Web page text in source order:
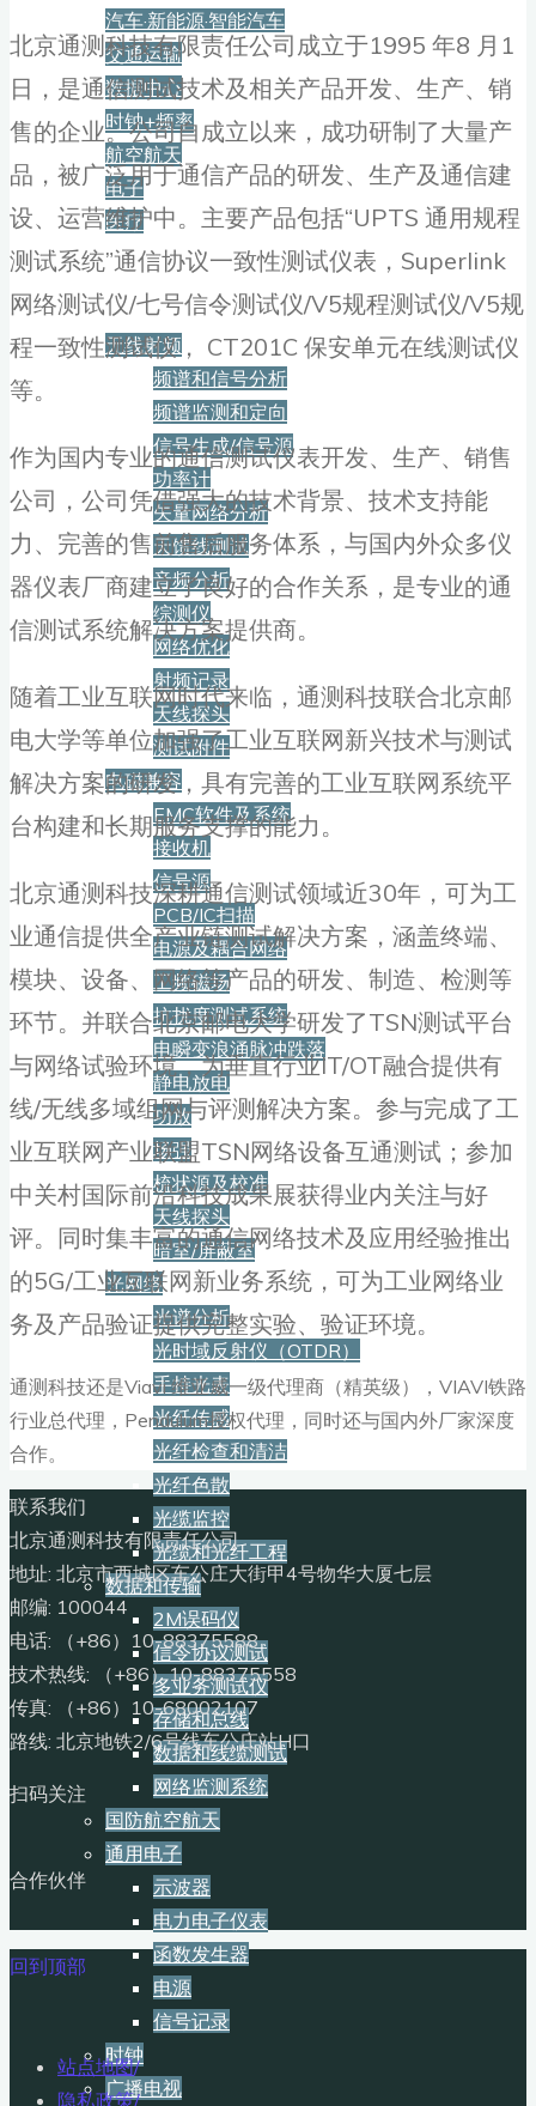
汽车·新能源·智能汽车
交通运输
数据中心
时钟+频率
航空航天
电子
医疗
无线射频
频谱和信号分析
频谱监测和定向
信号生成/信号源
功率计
矢量网络分析
天馈线测试
音频分析
综测仪
网络优化
射频记录
天线探头
测试附件
电磁兼容
EMC软件及系统
接收机
信号源
PCB/IC扫描
电源及耦合网络
工频磁场
抗扰度测试系统
电瞬变浪涌脉冲跌落
静电放电
功放
场强
梳状源及校准
天线探头
暗室/屏蔽室
光网络
光谱分析
光时域反射仪（OTDR）
手持光表
光纤传感
光纤检查和清洁
光纤色散
光缆监控
光缆和光纤工程
数据和传输
2M误码仪
信令协议测试
多业务测试仪
存储和总线
数据和线缆测试
网络监测系统
国防航空航天
通用电子
示波器
电力电子仪表
函数发生器
电源
信号记录
时钟
广播电视
北京通测科技有限责任公司成立于1995 年8 月1
日，是通信测试技术及相关产品开发、生产、销
售的企业。公司自成立以来，成功研制了大量产
品，被广泛用于通信产品的研发、生产及通信建
设、运营维护中。主要产品包括“UPTS 通用规程
测试系统”通信协议一致性测试仪表，Superlink
网络测试仪/七号信令测试仪/V5规程测试仪/V5规
程一致性测试仪， CT201C 保安单元在线测试仪
等。
作为国内专业的通信测试仪表开发、生产、销售
公司，公司凭借强大的技术背景、技术支持能
力、完善的售前售后服务体系，与国内外众多仪
器仪表厂商建立了良好的合作关系，是专业的通
信测试系统解决方案提供商。
随着工业互联网时代来临，通测科技联合北京邮
电大学等单位加强了工业互联网新兴技术与测试
解决方案的研发，具有完善的工业互联网系统平
台构建和长期服务支撑的能力。
北京通测科技深耕通信测试领域近30年，可为工
业通信提供全产业链测试解决方案，涵盖终端、
模块、设备、网络等产品的研发、制造、检测等
环节。并联合北京邮电大学研发了TSN测试平台
与网络试验环境，为垂直行业IT/OT融合提供有
线/无线多域组网与评测解决方案。参与完成了工
业互联网产业联盟TSN网络设备互通测试；参加
中关村国际前沿科技成果展获得业内关注与好
评。同时集丰富的通信网络技术及应用经验推出
的5G/工业互联网新业务系统，可为工业网络业
务及产品验证提供完整实验、验证环境。
通测科技还是Viavi 维亚威一级代理商（精英级），VIAVI铁路
行业总代理，Pendulum授权代理，同时还与国内外厂家深度
合作。
联系我们
北京通测科技有限责任公司
地址: 北京市西城区车公庄大街甲4号物华大厦七层
邮编: 100044
电话: （+86）10-88375588
技术热线: （+86）10-88375558
传真: （+86）10-68002107
路线: 北京地铁2/6号线车公庄站H口
扫码关注
合作伙伴
回到顶部
站点地图/
隐私政策/